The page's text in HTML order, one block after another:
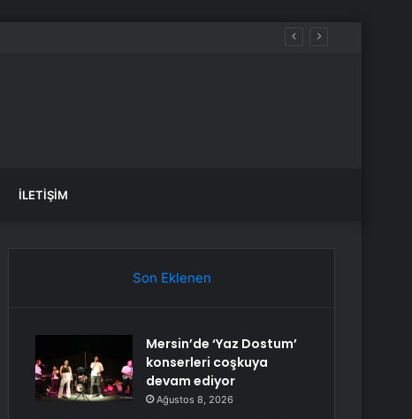
İLETIŞIM
Son Eklenen
Mersin’de ‘Yaz Dostum’
konserleri coşkuya
devam ediyor
Ağustos 8, 2026